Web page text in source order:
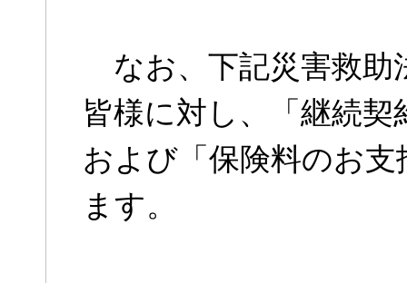
なお、下記災害救助
皆様に対し、「継続契
および「保険料のお
ます。